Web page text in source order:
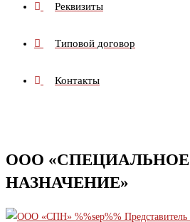
Реквизиты
Типовой договор
Контакты
ООО «СПЕЦИАЛЬНОЕ
НАЗНАЧЕНИЕ»